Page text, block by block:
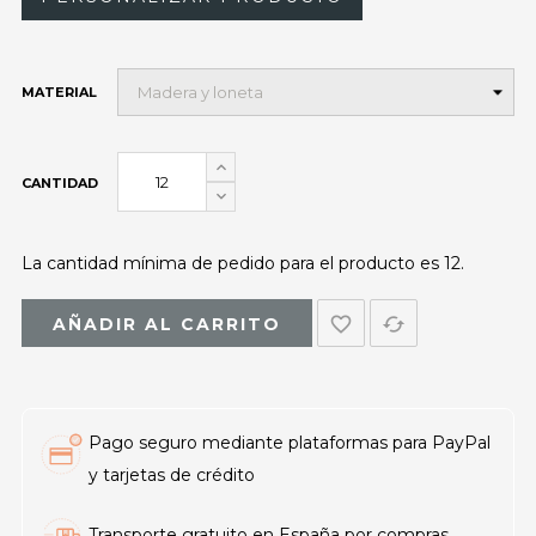
MATERIAL
CANTIDAD
La cantidad mínima de pedido para el producto es 12.
AÑADIR AL CARRITO favorite_border cached
Pago seguro mediante plataformas para PayPal
y tarjetas de crédito